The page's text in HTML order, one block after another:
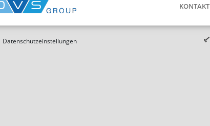
KONTAKT
Datenschutzeinstellungen